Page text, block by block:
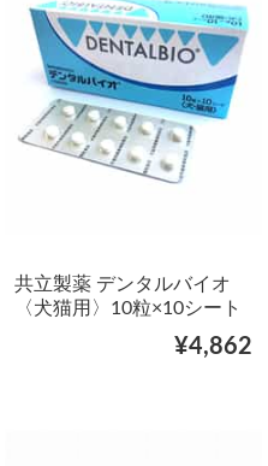
共立製薬 デンタルバイオ
〈犬猫用〉10粒×10シート
¥4,862